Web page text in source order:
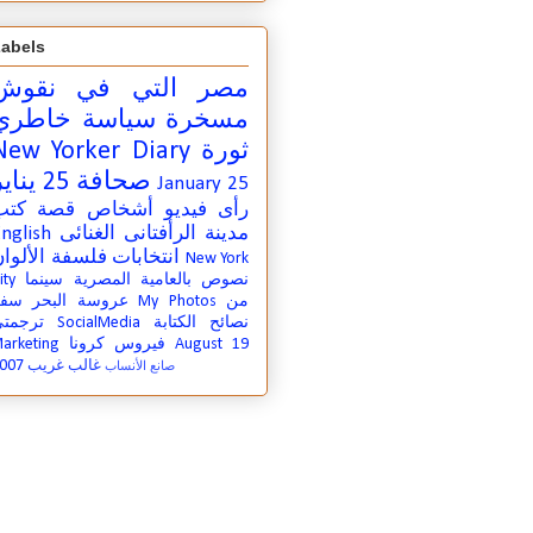
مصر التي في
سياسة مسخرة
Yorker Diary ثورة
25 يناير صحافة January 25
قصة أشخاص فيديو
رأى
الرأفتانى الغنائى
مدينة
فلسفة انتخابات
New York
سينما
نصوص بالعامية المصرية
عروسة البحر My Photos
من
SocialMedia
نصائح الكتابة
فيروس كرونا August 19
غالب غريب صانع الأنساب